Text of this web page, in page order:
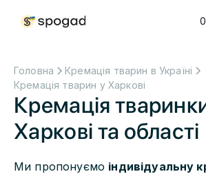
Головна
Кремація тварин в Україні
Кремація тварин у Харкові
Кремація
Харкові та області
Ми пропонуємо індивідуальну